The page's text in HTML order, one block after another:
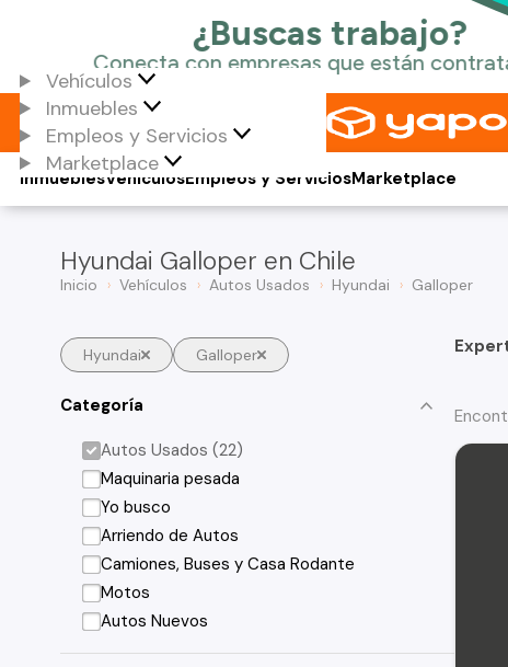
Vehículos
Inmuebles
Empleos y Servicios
Marketplace
Vehículos
Inmuebles Empleos y ServiciosMarketplace
Hyundai Galloper en Chile
Inicio Vehículos Autos Usados Hyundai Galloper
Hyundai Galloper
Categoría
Autos Usados (22)
Maquinaria pesada
Yo busco
Arriendo de Autos
Camiones, Buses y Casa Rodante
Motos
Autos Nuevos